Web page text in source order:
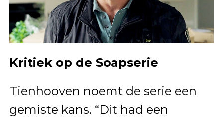
Kritiek op de Soapserie
Tienhooven noemt de serie een
gemiste kans. “Dit had een